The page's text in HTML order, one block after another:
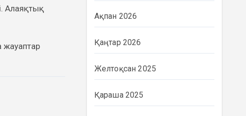
Алаяқтық
жауаптар
Ақпан 2026
Қаңтар 2026
Желтоқсан 2025
Қараша 2025